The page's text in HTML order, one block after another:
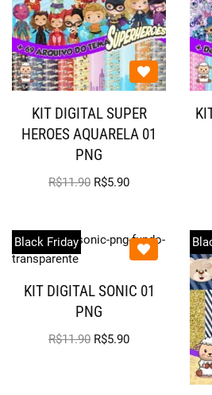
KIT DIGITAL SUPER
HEROES AQUARELA 01
PNG
R$11.90 R$5.90
Black Friday
KIT DIGITAL SONIC 01
PNG
R$11.90 R$5.90